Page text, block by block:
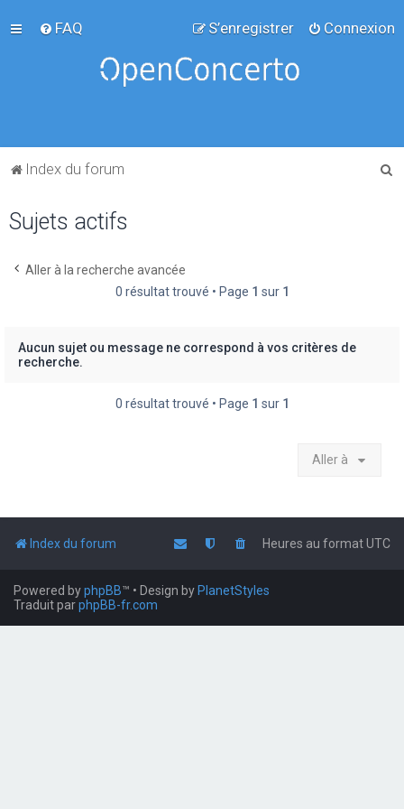
FAQ Connexion
S’enregistrer
Index du forum
Sujets actifs
Aller à la recherche avancée
0 résultat trouvé • Page 1 sur 1
Aucun sujet ou message ne correspond à vos critères de
recherche.
0 résultat trouvé • Page 1 sur 1
Aller à
Index du forum Heures au formatUTC
Powered byphpBB™ • Design by PlanetStyles
Traduit parphpBB-fr.com